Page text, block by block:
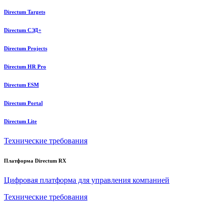
Directum Targets
Directum СЭД+
Directum Projects
Directum HR Pro
Directum ESM
Directum Portal
Directum Lite
Технические требования
Платформа Directum RX
Цифровая платформа для управления компанией
Технические требования